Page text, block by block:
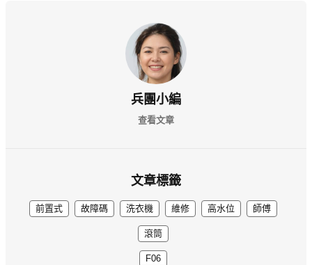
兵團小編
查看文章
文章標籤
前置式 故障碼 洗衣機 維修 高水位 師傅
滾筒
F06